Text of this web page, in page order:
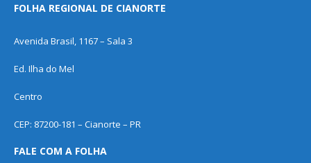
FOLHA REGIONAL DE CIANORTE
Avenida Brasil, 1167 – Sala 3
Ed. Ilha do Mel
Centro
CEP: 87200-181 – Cianorte – PR
FALE COM A FOLHA